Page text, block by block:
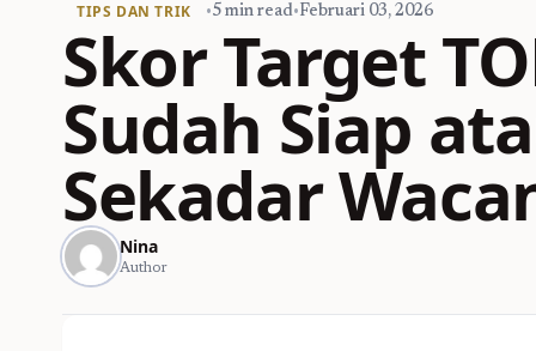
TIPS DAN TRIK •5 min read•Februari 03, 2026
Skor Target
Sudah Siap
Sekadar
Nina
Author